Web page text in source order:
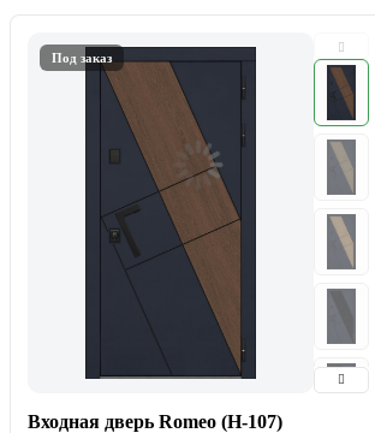
Под заказ
Входная дверь Romeo (Н-107)